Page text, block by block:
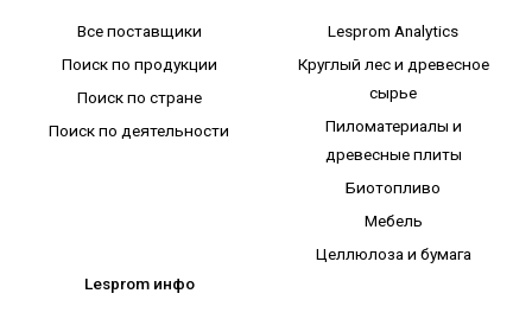
Все поставщики
Поиск по продукции
Поиск по стране
Поиск по деятельности
Lesprom Analytics
Круглый лес и древесное
сырье
Пиломатериалы и
древесные плиты
Биотопливо
Мебель
Целлюлоза и бумага
Lesprom инфо